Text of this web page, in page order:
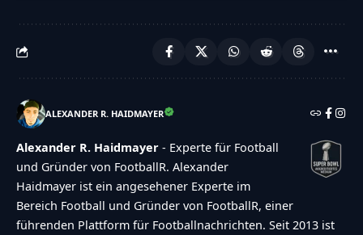
ALEXANDER R. HAIDMAYER
Alexander R. Haidmayer - Experte für Football
und Gründer von FootballR. Alexander
Haidmayer ist ein angesehener Experte im
Bereich Football und Gründer von FootballR, einer
führenden Plattform für Footballnachrichten. Seit 2013 ist